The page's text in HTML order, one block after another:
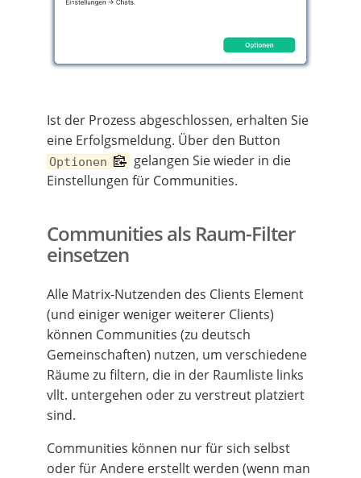
Ist der Prozess abgeschlossen, erhalten Sie
eine Erfolgsmeldung. Über den Button
Optionen
gelangen Sie wieder in die
Einstellungen für Communities.
Communities als Raum-Filter
einsetzen
Alle Matrix-Nutzenden des Clients Element
(und einiger weniger weiterer Clients)
können Communities (zu deutsch
Gemeinschaften) nutzen, um verschiedene
Räume zu filtern, die in der Raumliste links
vllt. untergehen oder zu verstreut platziert
sind.
Communities können nur für sich selbst
oder für Andere erstellt werden (wenn man